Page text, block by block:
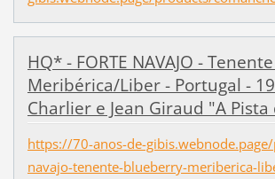
HQ* - FORTE NAVAJO -
Meribérica/Liber - Portugal -
Charlier e Jean Giraud "A Pista
https://70-anos-de-
navajo-tenente-blueberry-meriberica-